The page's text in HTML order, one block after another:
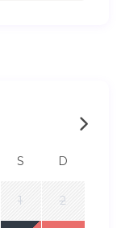
S D
1 2